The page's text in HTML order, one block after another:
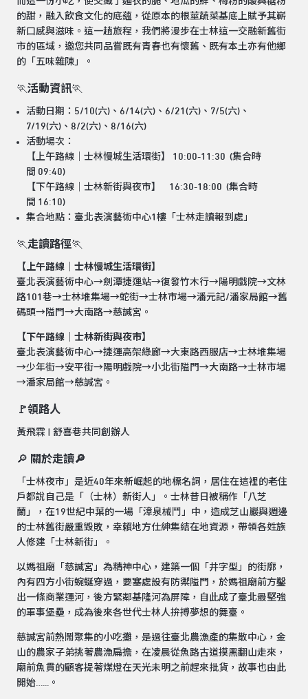
的甜，融入飲食文化的底蘊，從原本的根莖蔬菜基底上賦予其嶄
新口感與滋味。這一趟旅程，我們將漫步在士林這一交融新舊街
市的區域，邀您共同品嘗既有青春也有懷舊、既有本土亦有他鄉
的「五味雜陳」。
🏃活動資訊🏃
活動日期：5/10(六)、6/14(六)、6/21(六)、7/5(六)、
7/19(六)、8/2(六)、8/16(六)
活動場次：
【上午路線｜士林慢城生活環街】 10:00-11:30 (集合時
間 09:40)
【下午路線｜士林新街與夜市】 16:30-18:00 (集合時
間 16:10)
集合地點：臺北表演藝術中心1樓「士林走讀報到處」
🏃走讀路徑🏃
【上午路線｜士林慢城生活環街】
臺北表演藝術中心→劍潭捷運站→復發竹木行→陽明戲院→文林
路101巷→士林堆集場→蛇街→士林市場→潘元記/潘家局館→舊
碼頭→隘門→大南路→慈諴宮。
【下午路線｜士林新街與夜市】
臺北表演藝術中心→捷運高架綠廊→大東路西服店→士林堆集場
→少年街→安平街→陽明戲院→小北街隘門→大南路→士林市場
→潘家局館→慈諴宮。
🚩領路人
黃飛霖 | 舒喜巷共同創辦人
🔎 關於走讀🔎
「士林夜市」是近40年來新崛起的地標名詞，居住在這裡的老住
戶都說自己是「（士林）新街人」。士林昔日被稱作「八芝
蘭」，在19世紀中葉的一場「漳泉械鬥」中，造成芝山巖與週邊
的士林舊街嚴重毀敗，幸賴地方仕紳集結在地資源，帶領各姓族
人修建「士林新街」。
以媽祖廟「慈諴宮」為精神中心，建築一個「井字型」的街廓，
內有四方小街蜿蜒穿過，要塞處設有防禦隘門，於媽祖廟前方鑿
出一條商業運河，後方緊鄰基隆河為屏障，自此成了臺北最堅強
的軍事堡壘，成為後來各世代士林人拚搏夢想的舞臺。
慈諴宮前熱鬧聚集的小吃攤，是過往臺北農漁產的集散中心，金
山的農家子弟挑著農漁扁擔，在凌晨從魚路古道摸黑翻山走來，
廟前魚貫的顧客提著煤燈在天光未明之前趕來批貨，故事也由此
開始…...。